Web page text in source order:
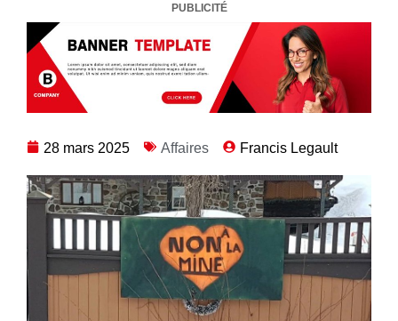
PUBLICITÉ
28 mars 2025 Affaires Francis Legault